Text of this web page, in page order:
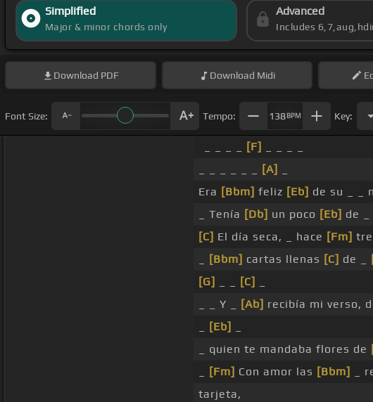
Simplified
Major & minor chords only
Advanced
Includes
Download PDF Download Midi
Font Size: Tempo: 138BPM Key:
[F]
[A]
Era [Bbm] feliz [Eb] de su _ _
_ Tenía [Db] un poco [Eb] de
[C] El día seca, _ hace [Fm]
[Bbm] cartas llenas [C] de _
[G]
[C]
_ _ Y _
[Ab] recibía mi verso,
[Eb]
_ quien te mandaba flores de
[Fm] Con amor las [Bbm] _
tarjeta,